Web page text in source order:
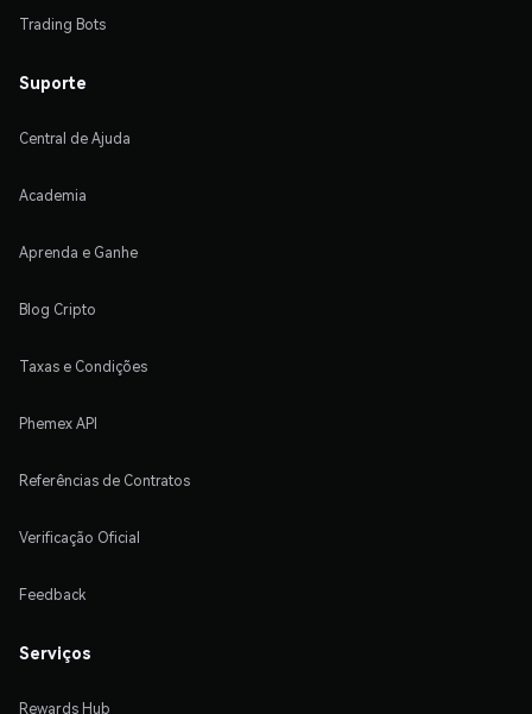
Trading Bots
Suporte
Central de Ajuda
Academia
Aprenda e Ganhe
Blog Cripto
Taxas e Condições
Phemex API
Referências de Contratos
Verificação Oficial
Feedback
Serviços
Rewards Hub